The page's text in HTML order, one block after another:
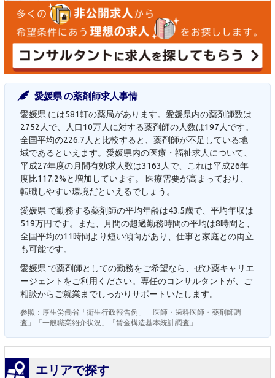
愛媛県 の薬剤師求人事情
愛媛県 には581軒の薬局があります。愛媛県内の薬剤師数は
2752人で、人口10万人に対する薬剤師の人数は197人です。
全国平均の226.7人と比較すると、薬剤師が不足している地
域であるといえます。愛媛県内の医療・福祉求人について、
平成27年度の月間有効求人数は3163人で、これは平成26年
度比117.2%と増加しています。 医療需要が高まっており、
転職しやすい環境だといえるでしょう。
愛媛県 で勤務する薬剤師の平均年齢は43.5歳で、平均年収は
519万円です。また、月間の超過勤務時間の平均は8時間と、
全国平均の11時間より短い傾向があり、仕事と家庭との両立
も可能です。
愛媛県 で薬剤師としての勤務をご希望なら、ぜひ薬キャリエ
ージェントをご利用ください。専任のコンサルタントが、ご
相談からご就業までしっかりサポートいたします。
参照：厚生労働省「衛生行政報告例」「医師・歯科医師・薬剤師調
査」「一般職業紹介状況」「賃金構造基本統計調査」
エリアで探す